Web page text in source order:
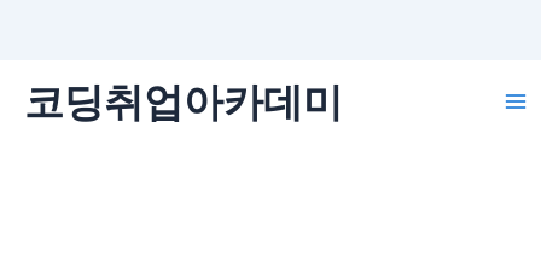
코딩취업아카데미